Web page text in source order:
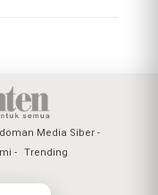
Media Siber
Trending